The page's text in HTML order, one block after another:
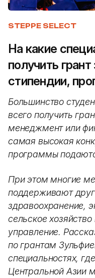
STEPPE SELECT
На какие
получить
стипендии,
Большинство
всего получить
менеджмент или
самая высокая
программы
При этом многие
поддерживают
здравоохранение,
сельское
управление.
по грантам
специальностях,
Центральной Азии